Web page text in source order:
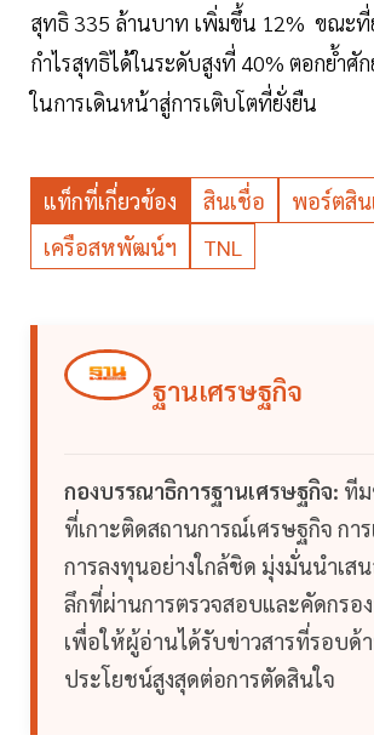
สุทธิ 335 ล้านบาท เพิ่มขึ้น 12% ขณะที่
กำไรสุทธิได้ในระดับสูงที่ 40% ตอกย้ำศั
ในการเดินหน้าสู่การเติบโตที่ยั่งยืน
แท็กที่เกี่ยวข้อง สินเชื่อ
พอร์ตสิน
เครือสหพัฒน์ฯ
TNL
ฐานเศรษฐกิจ
กองบรรณาธิการฐานเศรษฐกิจ: ที
ที่เกาะติดสถานการณ์เศรษฐกิจ กา
การลงทุนอย่างใกล้ชิด มุ่งมั่นนำเส
ลึกที่ผ่านการตรวจสอบและคัดกรอ
เพื่อให้ผู้อ่านได้รับข่าวสารที่รอบด้
ประโยชน์สูงสุดต่อการตัดสินใจ